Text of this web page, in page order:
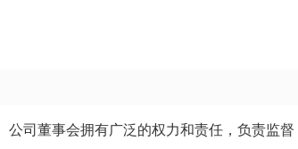
司董事会拥有广泛的权力和责任，负责监督